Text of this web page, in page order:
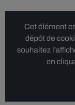
Cet élément
dépôt de
souhaitez
en